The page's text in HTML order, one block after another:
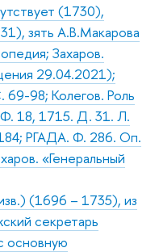
(1730),
зять А.В.Макарова
Захаров.
29.04.2021);
98; Колегов. Роль
18, 1715. Д. 31. Л.
РГАДА. Ф. 286. Оп.
«Генеральный
(1696 – 1735), из
секретарь
основную